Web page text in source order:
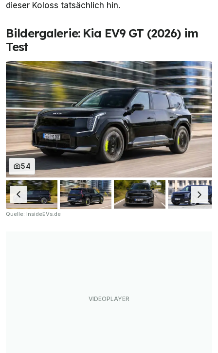
dieser Koloss tatsächlich hin.
Bildergalerie: Kia EV9 GT (2026) im
Test
54
Quelle: InsideEVs.de